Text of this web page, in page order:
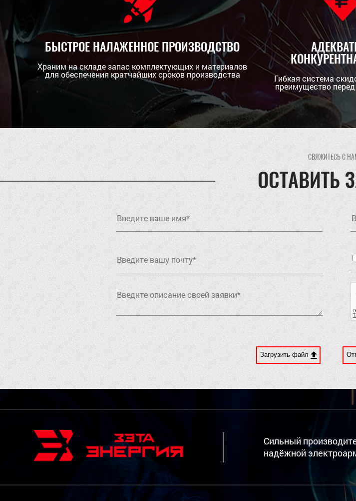
БЫСТРОЕ НАЛАЖЕННОЕ ПРОИЗВОДСТВО
Храним на складе запас комплектующих и материалов
для обеспечения кратчайших сроков производства Гибкая система
преимущество
СВЯЖИТЕСЬ С
ОСТАВИТЬ
Загрузить файл
Сильный
надёжной